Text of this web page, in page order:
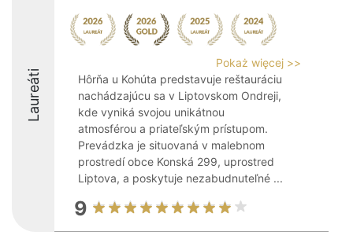
Laureáti
Pokaż więcej >>
Hôrňa u Kohúta predstavuje reštauráciu
nachádzajúcu sa v Liptovskom Ondreji,
kde vyniká svojou unikátnou
atmosférou a priateľským prístupom.
Prevádzka je situovaná v malebnom
prostredí obce Konská 299, uprostred
Liptova, a poskytuje nezabudnuteľné ...
9